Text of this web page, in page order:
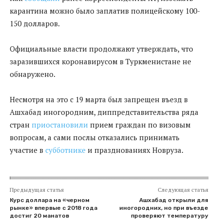
карантина можно было заплатив полицейскому 100-
150 долларов.
Официальные власти продолжают утверждать, что
заразившихся коронавирусом в Туркменистане не
обнаружено.
Несмотря на это с 19 марта был запрещен въезд в
Ашхабад иногородним, диппредставительства ряда
стран приостановили прием граждан по визовым
вопросам, а сами послы отказались принимать
участие в субботнике и празднованиях Новруза.
Предыдущая статья
Курс доллара на «черном
рынке» впервые с 2018 года
достиг 20 манатов
Следующая статья
Ашхабад открыли для
иногородних, но при въезде
проверяют температуру